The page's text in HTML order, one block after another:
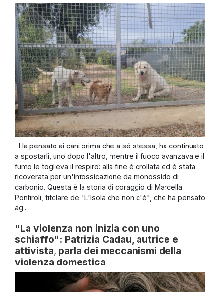
Ha pensato ai cani prima che a sé stessa, ha continuato
a spostarli, uno dopo l'altro, mentre il fuoco avanzava e il
fumo le toglieva il respiro: alla fine è crollata ed è stata
ricoverata per un'intossicazione da monossido di
carbonio. Questa è la storia di coraggio di Marcella
Pontiroli, titolare de "L'Isola che non c'è", che ha pensato
ag...
"La violenza non inizia con uno
schiaffo": Patrizia Cadau, autrice e
attivista, parla dei meccanismi della
violenza domestica